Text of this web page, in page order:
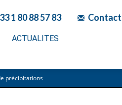
1 80 88 57 83
ACTUALITES
précipitations